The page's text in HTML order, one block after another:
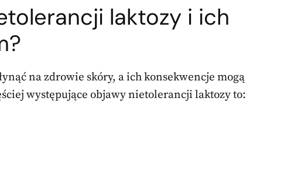
laktozy i ich
na zdrowie skóry, a ich konsekwencje mogą
występujące objawy nietolerancji laktozy to: